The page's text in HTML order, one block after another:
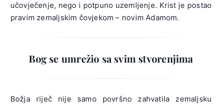
učovječenje, nego i potpuno uzemljenje. Krist je postao
pravim zemaljskim čovjekom – novim Adamom.
Bog se umrežio sa svim stvorenjima
Božja riječ nije samo površno zahvatila zemaljsku